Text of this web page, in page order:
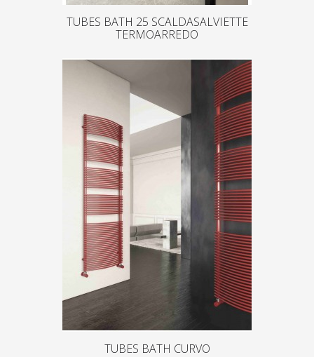
TUBES BATH 25 SCALDASALVIETTE
TERMOARREDO
TUBES BATH CURVO